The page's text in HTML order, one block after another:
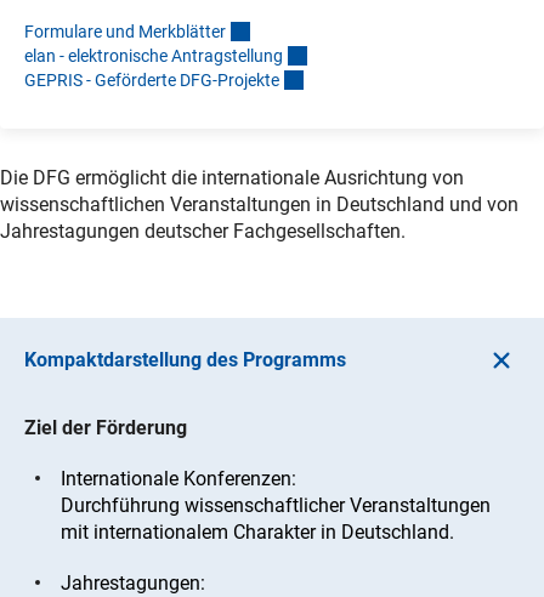
Formulare und Merkblätter
elan - elektronische Antragstellung
GEPRIS - Geförderte DFG-Projekte
Die DFG ermöglicht die internationale Ausrichtung von
wissenschaftlichen Veranstaltungen in Deutschland und von
Jahrestagungen deutscher Fachgesellschaften.
Kompaktdarstellung des Programms
Ziel der Förderung
Internationale Konferenzen:
Durchführung wissenschaftlicher Veranstaltungen
mit internationalem Charakter in Deutschland.
Jahrestagungen: